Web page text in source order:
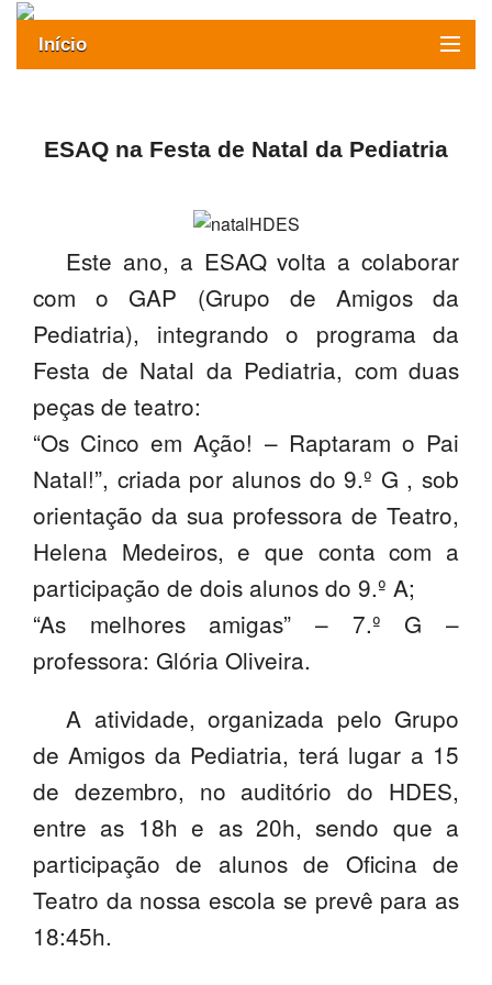
Início
Oferta formativa
Clubes Escolares
Matrículas
@parlamentodosjovens_esaq
@esaq.erasmus
@clube_robotica.esaq
ESCOLA
ALUNOS
PROFESSORES
ENC. DE EDUCAÇÃO
ESAQ na Festa de Natal da Pediatria
Este ano, a ESAQ volta a colaborar
com o GAP (Grupo de Amigos da
Pediatria), integrando o programa da
Festa de Natal da Pediatria, com duas
peças de teatro:
“Os Cinco em Ação! – Raptaram o Pai
Natal!”, criada por alunos do 9.º G , sob
orientação da sua professora de Teatro,
Helena Medeiros, e que conta com a
participação de dois alunos do 9.º A;
“As melhores amigas” – 7.º G –
professora: Glória Oliveira.
A atividade, organizada pelo Grupo
de Amigos da Pediatria, terá lugar a 15
de dezembro, no auditório do HDES,
entre as 18h e as 20h, sendo que a
participação de alunos de Oficina de
Teatro da nossa escola se prevê para as
18:45h.